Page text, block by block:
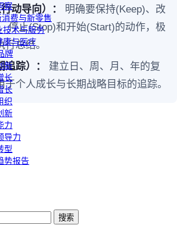
察
消费与新零售
技术与服务
康与医疗
牌
新
长
长
织
新
力
导力
型
势报告
动导向）：
明确要保持(Keep)、改
停止(Stop)和开始(Start)的动作，极
总结。
踪）：
建立日、周、月、年的复
于个人成长与长期战略目标的追踪。